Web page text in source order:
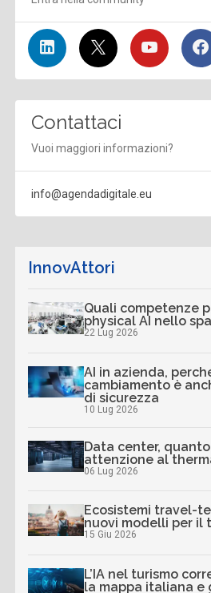
Contattaci
Vuoi maggiori informazioni?
info@agendadigitale.eu
InnovAttori
Quali competenze
physical AI nello
22 Lug 2026
AI in azienda,
cambiamento è
di sicurezza
10 Lug 2026
Data center,
attenzione al
06 Lug 2026
Ecosistemi travel-
nuovi modelli per il
15 Giu 2026
L’IA nel turismo
la mappa italiana e